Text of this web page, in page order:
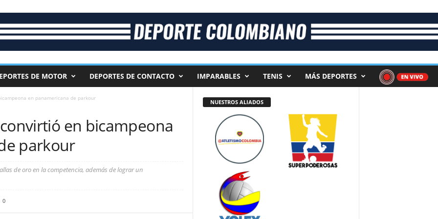
DE MOTOR DEPORTES DE CONTACTO IMPARABLES TENIS MÁS DEPORTES
en panamericana de parkour
en bicampeona
parkour
de oro en la competencia, además de lograr un
0
NUESTROS ALIADOS